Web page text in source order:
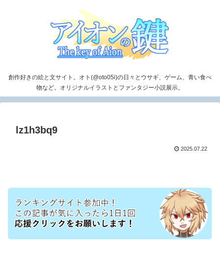
創作好きの絵と文サイト。オト(@oto05i)の日々とウサギ、ゲーム、青い食べ
物など。オリジナルイラストとファンタジー小説展示。
lz1h3bq9
2025.07.22